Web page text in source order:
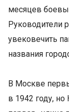
месяцев
Руководители
увековечить
названия
В Москве
в 1942 году,